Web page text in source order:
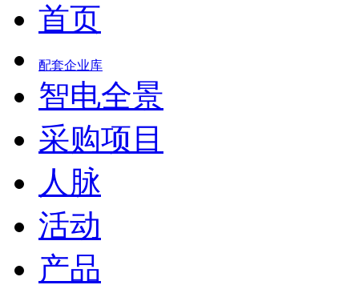
首页
配套企业库
智电全景
采购项目
人脉
活动
产品